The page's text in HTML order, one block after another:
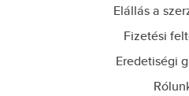
Elállás a
Fizetési
Eredetiségi